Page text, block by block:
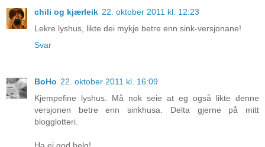
chili og kjærleik 22. oktober 2011 kl. 12:23
Lekre lyshus, likte dei mykje betre enn sink-versjonane!
Svar
BoHo 22. oktober 2011 kl. 16:09
Kjempefine lyshus. Må nok seie at eg også likte denne
versjonen betre enn sinkhusa. Delta gjerne på mitt
blogglotteri.
Ha ei god helg!